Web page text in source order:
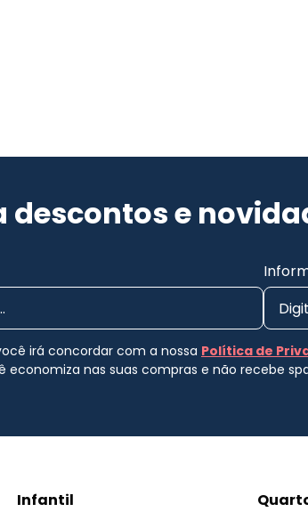
descontos e
irá concordar com a nossa Política de
economiza nas suas compras e não recebe
Infantil